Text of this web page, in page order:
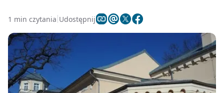
1 min czytania Udostępnij